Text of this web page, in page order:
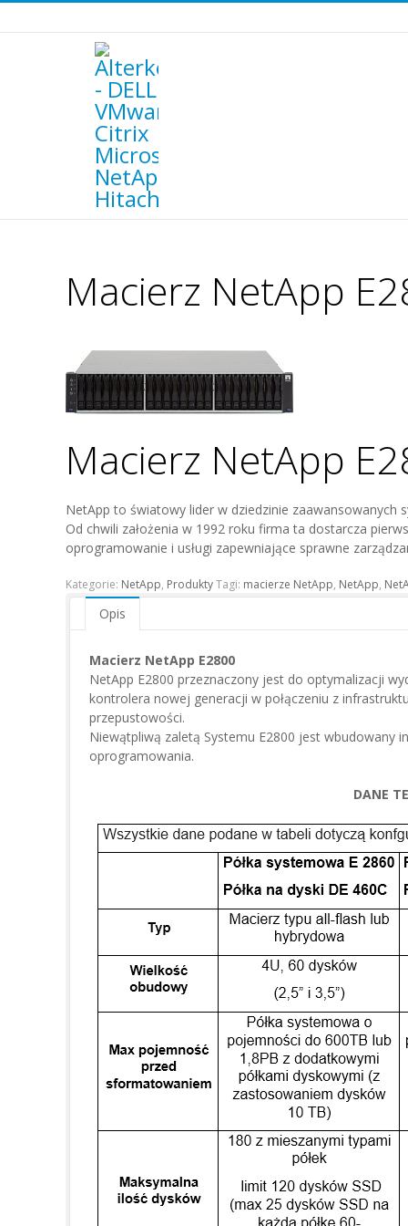
Macierz NetApp
Macierz NetApp
NetApp to światowy lider w dziedzinie zaawansowanych
Od chwili założenia w 1992 roku firma ta dostarcza
oprogramowanie i usługi zapewniające sprawne
Kategorie: NetApp, ProduktyTagi: macierze NetApp, NetApp,
Opis
Macierz NetApp E2800
NetApp E2800 przeznaczony jest do optymalizacji
kontrolera nowej generacji w połączeniu z
przepustowości.
Niewątpliwą zaletą Systemu E2800 jest wbudowany
oprogramowania.
DANE